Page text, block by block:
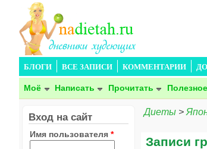
БЛОГИ ВСЕ ЗАПИСИ КОММЕНТАРИИ
Моё Написать Прочитать Полезное
Диеты >
Записи
Вход на сайт
Имя пользователя *